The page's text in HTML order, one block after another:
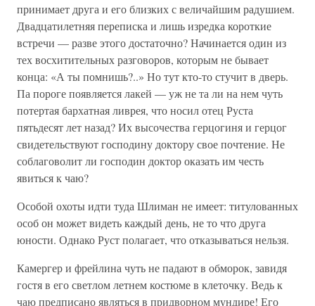
принимает друга и его близких с величайшим радушием.
Двадцатилетняя переписка и лишь изредка короткие
встречи — разве этого достаточно? Начинается один из
тех восхитительных разговоров, которым не бывает
конца: «А ты помнишь?..» Но тут кто-то стучит в дверь.
Па пороге появляется лакей — уж не та ли на нем чуть
потертая бархатная ливрея, что носил отец Руста
пятьдесят лет назад? Их высочества герцогиня и герцог
свидетельствуют господину доктору свое почтение. Не
соблаговолит ли господин доктор оказать им честь
явиться к чаю?
Особой охоты идти туда Шлиман не имеет: титулованных
особ он может видеть каждый день, не то что друга
юности. Однако Руст полагает, что отказываться нельзя.
Камергер и фрейлина чуть не падают в обморок, завидя
гостя в его светлом летнем костюме в клеточку. Ведь к
чаю предписано являться в придворном мундире! Его